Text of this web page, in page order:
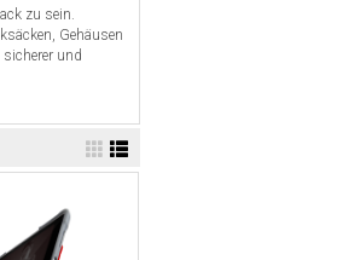
zu sein.
Gehäusen
und